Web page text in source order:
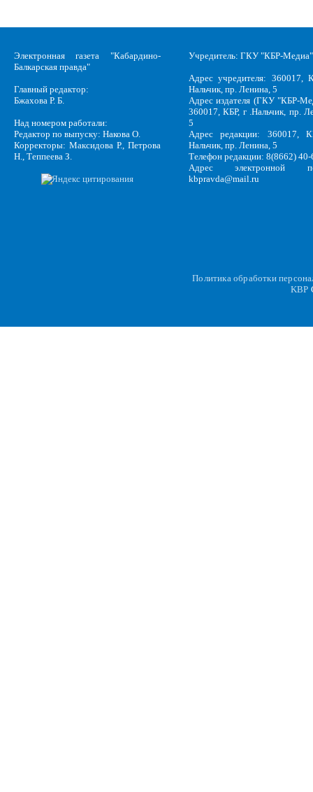
Электронная газета "Кабардино-
Балкарская правда"
Главный редактор:
Бжахова Р. Б.
Над номером работали:
Редактор по выпуску: Накова О.
Корректоры: Максидова Р., Петрова
Н., Теппеева З.
Учредитель: ГКУ "КБР-Медиа"
Адрес учредителя: 360017,
Нальчик, пр. Ленина, 5
Адрес издателя (ГКУ "КБР-
360017, КБР, г .Нальчик, пр.
5
Адрес редакции: 360017,
Нальчик, пр. Ленина, 5
Телефон редакции: 8(8662)
Адрес электронной
kbpravda@mail.ru
Политика обработки
KBP